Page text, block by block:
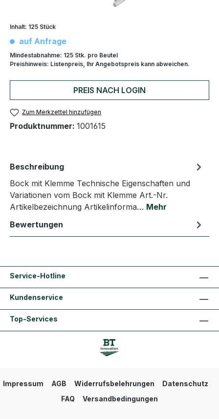
Inhalt: 125 Stück
auf Anfrage
Mindestabnahme: 125 Stk. pro Beutel
Preishinweis: Listenpreis, Ihr Angebotspreis kann abweichen.
PREIS NACH LOGIN
Zum Merkzettel hinzufügen
Produktnummer: 1001615
Beschreibung
Bock mit Klemme Technische Eigenschaften und
Variationen vom Bock mit Klemme Art.-Nr.
Artikelbezeichnung Artikelinforma… Mehr
Bewertungen
Service-Hotline
Kundenservice
Top-Services
Impressum AGB Widerrufsbelehrungen
Datenschutz
FAQ
Versandbedingungen